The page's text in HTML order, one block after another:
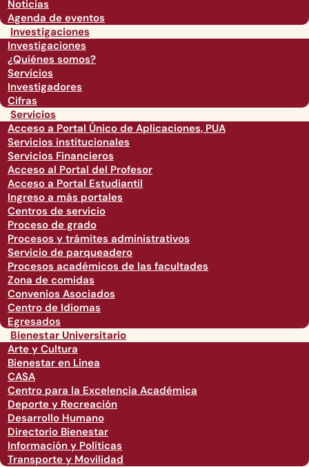
Noticias
Agenda de eventos
Investigaciones
Investigaciones
¿Quiénes somos?
Servicios
Investigadores
Cifras
Servicios
Acceso a Portal Único de Aplicaciones, PUA
Servicios institucionales
Servicios Financieros
Acceso al Portal del Profesor
Acceso a Portal Estudiantil
Ingreso a más portales
Centros de servicio
Proceso de grado
Procesos y trámites administrativos
Servicio de parqueadero
Procesos académicos de las facultades
Zona de comidas
Convenios Asociados
Centro de Idiomas
Egresados
Bienestar Universitario
Arte y Cultura
Bienestar en Linea
CASA
Centro para la Excelencia Académica
Deporte y Recreación
Desarrollo Humano
Directorio Bienestar
Información y Políticas
Transporte y Movilidad